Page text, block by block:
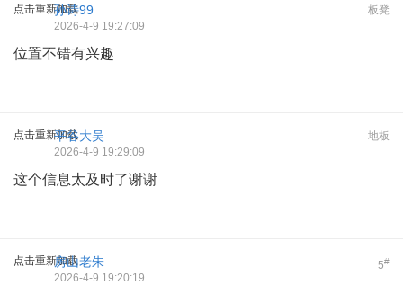
点击重新加载 板凳
孙诗99
2026-4-9 19:27:09
位置不错有兴趣
点击重新加载 地板
平谷大吴
2026-4-9 19:29:09
这个信息太及时了谢谢
点击重新加载 5#
房山老朱
2026-4-9 19:20:19